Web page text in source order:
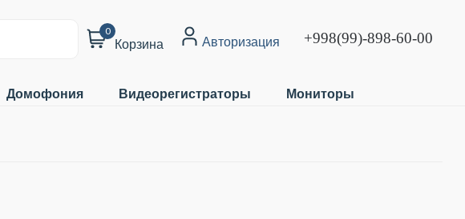
0
Корзина Авторизация +998(99)-898-60-00
Домофония Видеорегистраторы Мониторы